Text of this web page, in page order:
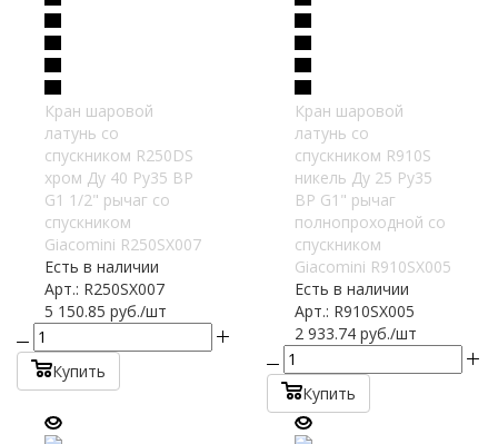
Кран шаровой
латунь со
спускником R250DS
хром Ду 40 Ру35 ВР
G1 1/2" рычаг со
спускником
Giacomini R250SX007
Есть в наличии
Арт.: R250SX007
5 150.85 руб./шт
Купить
Кран шаровой
латунь со
спускником R910S
никель Ду 25 Ру35
ВР G1" рычаг
полнопроходной со
спускником
Giacomini R910SX005
Есть в наличии
Арт.: R910SX005
2 933.74руб./шт
Купить